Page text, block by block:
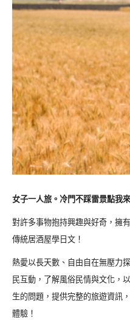
女子一人旅。冷門不踩雷景點我
對許多事物抱持興趣與好奇，擁
傳統居酒屋學日文！
熱愛以長天數、自由自在無壓力
民互動，了解風俗民情與文化，
生的問題，提供完整的旅遊資訊
體驗！